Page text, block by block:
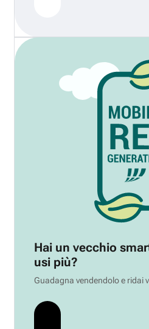
Hai un vecchio
usi più?
Guadagna vendendolo e ridai